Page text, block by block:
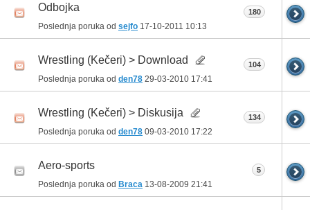
Odbojka
Poslednja poruka od sejfo 17-10-2011 10:13
180
Wrestling (Kečeri) > Download
Poslednja poruka od den78 29-03-2010 17:41
104
Wrestling (Kečeri) > Diskusija
Poslednja poruka od den78 09-03-2010 17:22
134
Aero-sports
Poslednja poruka od Braca 13-08-2009 21:41
5